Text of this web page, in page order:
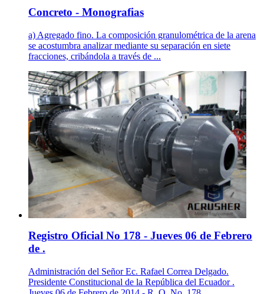
Concreto - Monografias
a) Agregado fino. La composición granulométrica de la arena
se acostumbra analizar mediante su separación en siete
fracciones, cribándola a través de ...
Registro Oficial No 178 - Jueves 06 de Febrero
de .
Administración del Señor Ec. Rafael Correa Delgado.
Presidente Constitucional de la República del Ecuador .